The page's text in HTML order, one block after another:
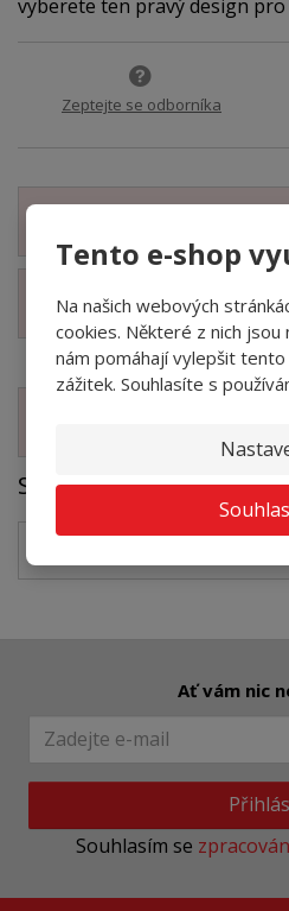
Tento e-shop
Na našich webových
cookies. Některé z nich
nám pomáhají vylepšit
zážitek. Souhlasíte s
vyberete ten pravý design
Zeptejte se odborníka
Zobrazit technické
Soubory ke stažení
Ať vám nic
Souhlasím se